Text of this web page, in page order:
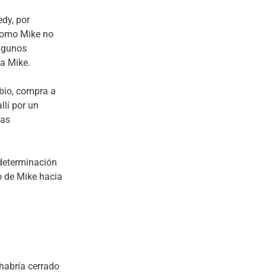
por
Mike no
Mike.
compra a
por un
de Mike hacia
cerrado